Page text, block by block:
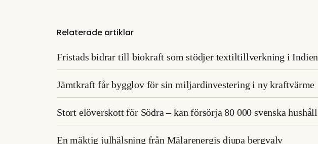
Relaterade artiklar
Fristads bidrar till biokraft som stödjer textiltillverkning i Indien
Jämtkraft får bygglov för sin miljardinvestering i ny kraftvärme
Stort elöverskott för Södra – kan försörja 80 000 svenska hushåll
En mäktig julhälsning från Mälarenergis djupa bergvalv